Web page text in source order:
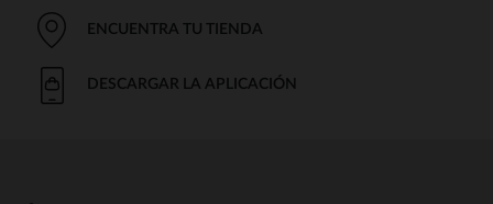
ENCUENTRA TU TIENDA
DESCARGAR LA APLICACIÓN